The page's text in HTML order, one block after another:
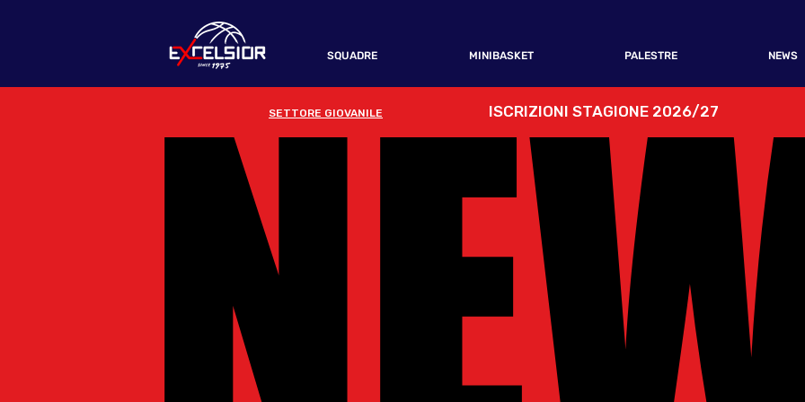
SQUADRE MINIBASKET PALESTRE NEWS
SETTORE GIOVANILE ISCRIZIONI STAGIONE 2026/27